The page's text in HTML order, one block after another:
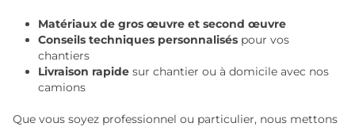
Matériaux de gros œuvre et second œuvre
Conseils techniques personnalisés pour vos
chantiers
Livraison rapide sur chantier ou à domicile avec nos
camions
Que vous soyez professionnel ou particulier, nous mettons